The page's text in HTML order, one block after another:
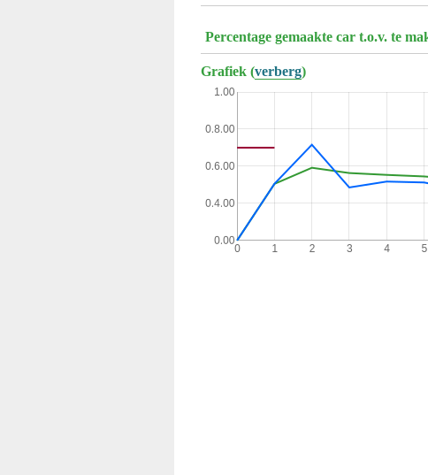
Percentage gemaakte car t.o.v. te
Grafiek (verberg)